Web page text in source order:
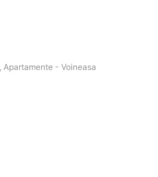
Apartamente - Voineasa